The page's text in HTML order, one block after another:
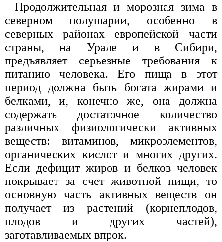
Продолжительная и морозная зима в
северном полушарии, особенно в
северных районах европейской части
страны, на Урале и в Сибири,
предъявляет серьезные требования к
питанию человека. Его пища в этот
период должна быть богата жирами и
белками, и, конечно же, она должна
содержать достаточное количество
различных физиологически активных
веществ: витаминов, микроэлементов,
органических кислот и многих других.
Если дефицит жиров и белков человек
покрывает за счет животной пищи, то
основную часть активных веществ он
получает из растений (корнеплодов,
плодов и других частей),
заготавливаемых впрок.